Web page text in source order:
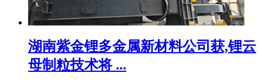
湖南紫金锂多金属新材料公司获,锂云
母制粒技术将 ...